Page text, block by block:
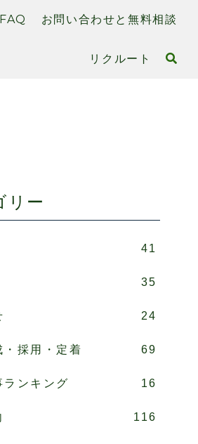
FAQ お問い合わせと無料相談
リクルート
リー
41
35
24
・採用・定着 69
ランキング 16
116